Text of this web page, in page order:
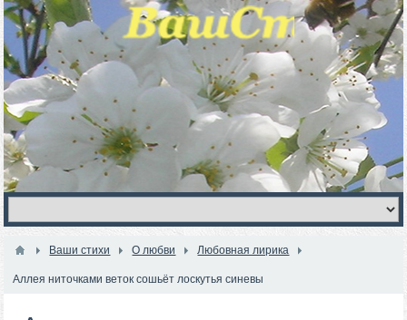
Ваши стихи О любви Любовная лирика
Аллея ниточками веток сошьёт лоскутья синевы